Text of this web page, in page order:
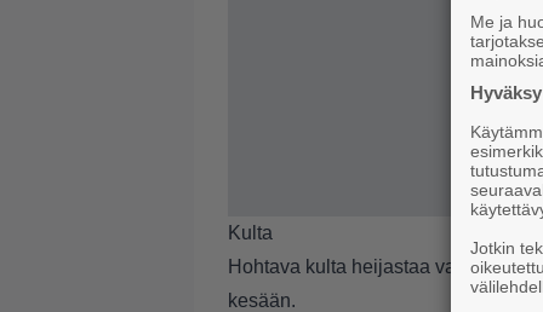
Kulta
Hohtava kulta heijastaa valoa ja
kesään.
Me ja
Jotkin